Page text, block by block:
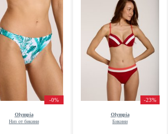
-0%
Olympia
Низ от бикини
-23%
Olympia
Бикини